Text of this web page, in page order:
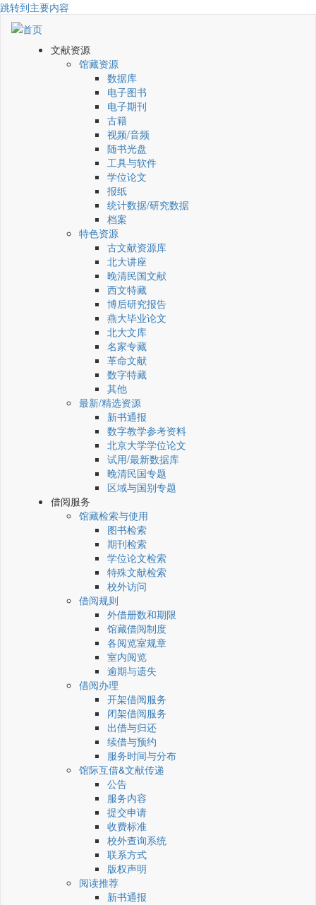
跳转到主要内容
文献资源
馆藏资源
数据库
电子图书
电子期刊
古籍
视频/音频
随书光盘
工具与软件
学位论文
报纸
统计数据/研究数据
档案
特色资源
古文献资源库
北大讲座
晚清民国文献
西文特藏
博后研究报告
燕大毕业论文
北大文库
名家专藏
革命文献
数字特藏
其他
最新/精选资源
新书通报
数字教学参考资料
北京大学学位论文
试用/最新数据库
晚清民国专题
区域与国别专题
借阅服务
馆藏检索与使用
图书检索
期刊检索
学位论文检索
特殊文献检索
校外访问
借阅规则
外借册数和期限
馆藏借阅制度
各阅览室规章
室内阅览
逾期与遗失
借阅办理
开架借阅服务
闭架借阅服务
出借与归还
续借与预约
服务时间与分布
馆际互借&文献传递
公告
服务内容
提交申请
收费标准
校外查询系统
联系方式
版权声明
阅读推荐
新书通报